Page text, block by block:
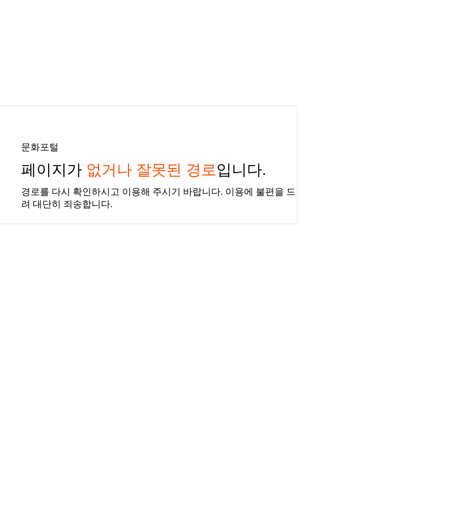
문화포털
페이지가 없거나 잘못된 경로입니다.
경로를 다시 확인하시고 이용해 주시기 바랍니다. 이용에 불편을 드
려 대단히 죄송합니다.